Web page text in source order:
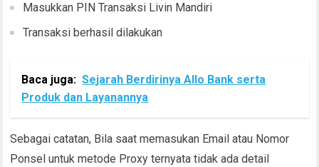
Masukkan PIN Transaksi Livin Mandiri
Transaksi berhasil dilakukan
Baca juga: Sejarah Berdirinya Allo Bank serta
Produk dan Layanannya
Sebagai catatan, Bila saat memasukan Email atau Nomor
Ponsel untuk metode Proxy ternyata tidak ada detail